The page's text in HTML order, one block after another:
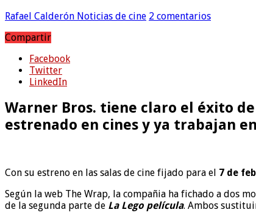
Rafael Calderón Noticias de cine 2 comentarios
Compartir
Facebook
Twitter
LinkedIn
Warner Bros. tiene claro el éxito
estrenado en cines y ya trabajan
Con su estreno en las salas de cine fijado para el 7 de
Según la web The Wrap, la compañia ha fichado a dos
de la segunda parte de La Lego película. Ambos